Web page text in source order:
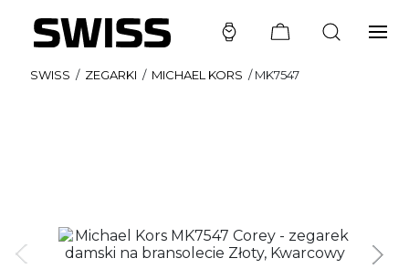
SWISS / ZEGARKI / MICHAEL KORS /MK7547